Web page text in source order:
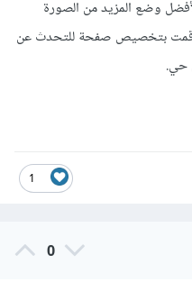
وضع المزيد من الصورة
قمت بتخصيص صفحة للتحدث عن
حي.
1
0